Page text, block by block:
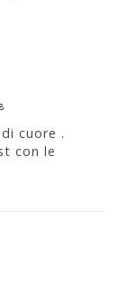
cuore .
con le